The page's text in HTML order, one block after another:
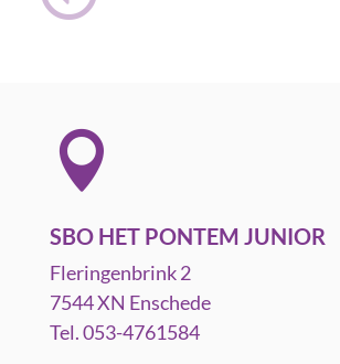

SBO HET PONTEM JUNIOR
Fleringenbrink 2
7544 XN Enschede
Tel. 053-4761584